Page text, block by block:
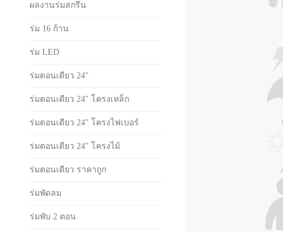
ผลงานร่มสกรีน
ร่ม 16 ก้าน
ร่ม LED
ร่มตอนเดียว 24"
ร่มตอนเดียว 24" โครงเหล็ก
ร่มตอนเดียว 24" โครงไฟเบอร์
ร่มตอนเดียว 24" โครงไม้
ร่มตอนเดียว ราคาถูก
ร่มพัดลม
ร่มพับ 2 ตอน